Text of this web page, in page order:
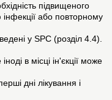
підвищеного
інфекції або повторному
у SPC (розділ 4.4).
в місці ін'єкції може
дні лікування і